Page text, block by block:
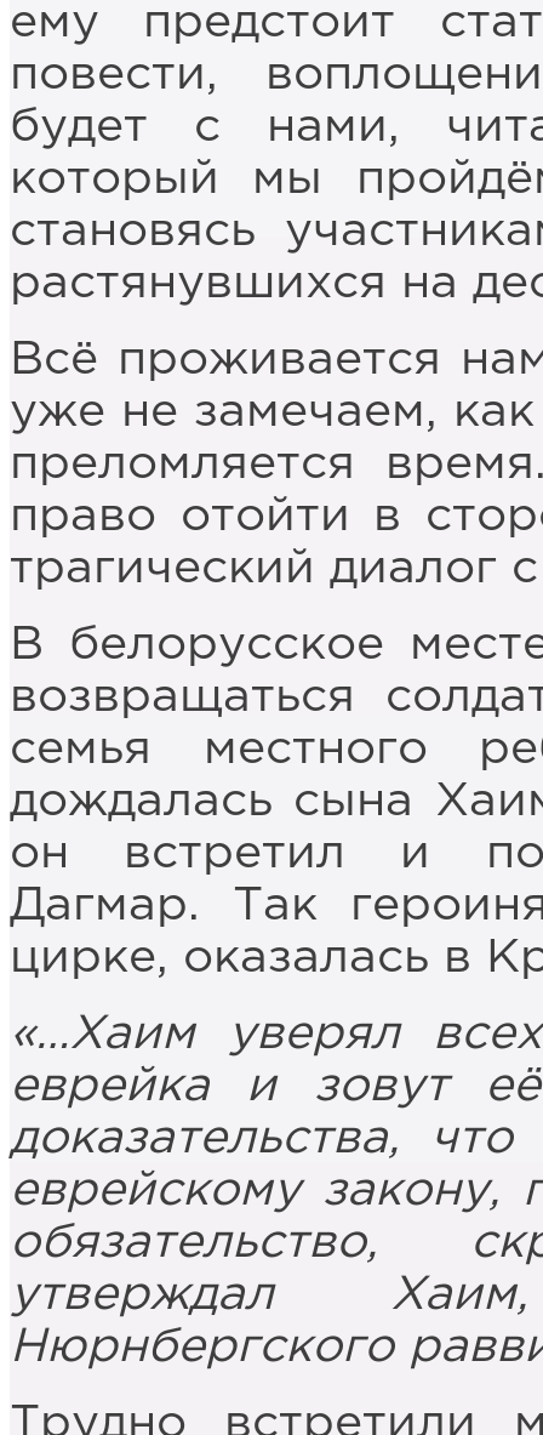
ему предстоит
повести,
будет с нами,
который мы
становясь
растянувшихся на
Всё проживается
уже не замечаем,
преломляется
право отойти в
трагический диалог
В белорусское
возвращаться
семья местного
дождалась сына
он встретил и
Дагмар. Так
цирке, оказалась в
«…Хаим уверял
еврейка и зовут
доказательства,
еврейскому закону,
обязательство,
утверждал
Нюрнбергского
Трудно